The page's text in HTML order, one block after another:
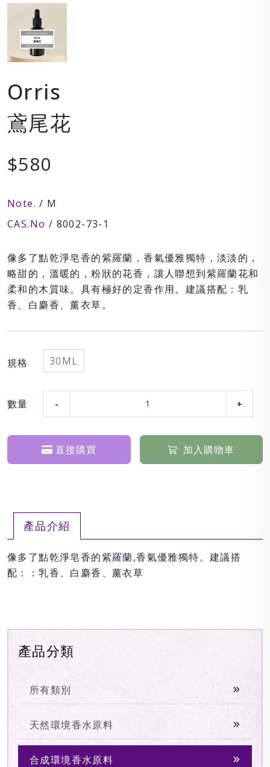
產品分類
所有類別
天然環境香水原料
合成環境香水原料
Orris
鳶尾花
$580
Note. / M
CAS.No / 8002-73-1
像多了點乾淨皂香的紫羅蘭，香氣優雅獨特，淡淡的，
略甜的，溫暖的，粉狀的花香，讓人聯想到紫羅蘭花和
柔和的木質味。具有極好的定香作用。建議搭配：乳
香、白麝香、薰衣草。
規格 30ML
數量
直接購買 加入購物車
產品介紹
像多了點乾淨皂香的紫羅蘭,香氣優雅獨特。建議搭
配：：乳香、白麝香、薰衣草